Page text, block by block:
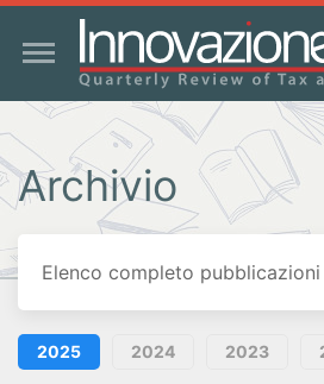
Archivio
Elenco completo
2025 2024 2023